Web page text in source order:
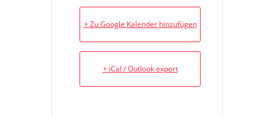
+ Zu Google Kalender hinzufügen
+ iCal / Outlook export